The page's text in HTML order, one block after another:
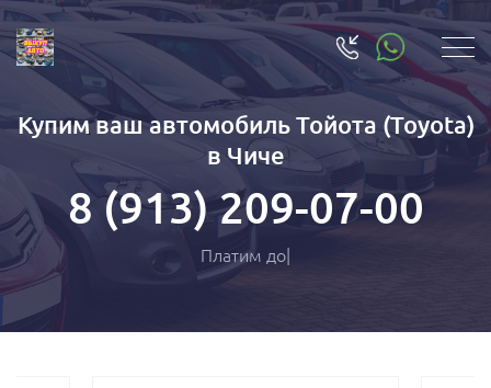
Купим ваш автомобиль Тойота (Toyota)
в Чиче
8 (913) 209-07-00
Плати